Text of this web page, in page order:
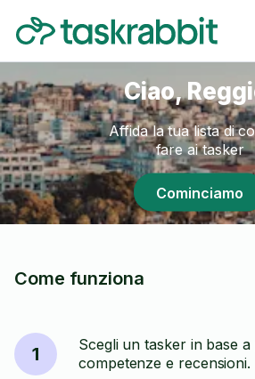
Ciao,
Affida la tua lista di
fare ai tasker
Cominciamo
Come funziona
1
Scegli un tasker in base
competenze e recensioni.